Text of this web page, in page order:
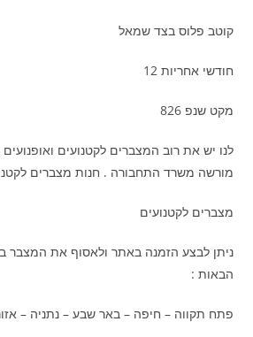
קוטב פלוס בצד שמאל
חודשי אחריות 12
מקט שנפ 826
לנו יש את רוב המצברים לקטנועים
מורשה משרד התחבורה . חנות מצברים
מצברים לקטנועים
ניתן לבצע הזמנה באתר ולאסוף את המצבר
הבאות :
פתח תקווה – חיפה – באר שבע – נתניה –